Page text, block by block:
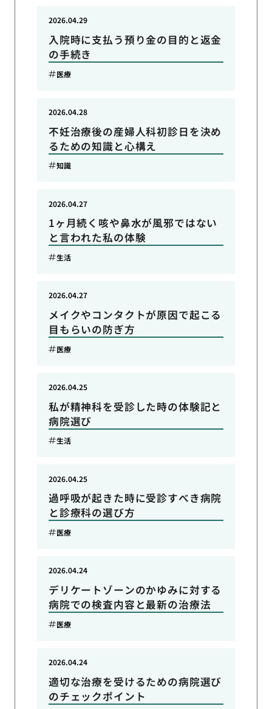
入院時に支払う預り金の目的と返金
の手続き
2026.04.29
医療
不妊治療後の産婦人科初診日を決め
るための知識と心構え
2026.04.28
知識
1ヶ月続く咳や鼻水が風邪ではない
と言われた私の体験
2026.04.27
生活
メイクやコンタクトが原因で起こる
目もらいの防ぎ方
2026.04.27
医療
私が精神科を受診した時の体験記と
病院選び
2026.04.25
生活
過呼吸が起きた時に受診すべき病院
と診療科の選び方
2026.04.25
医療
デリケートゾーンのかゆみに対する
病院での検査内容と最新の治療法
2026.04.24
医療
適切な治療を受けるための病院選び
のチェックポイント
2026.04.24